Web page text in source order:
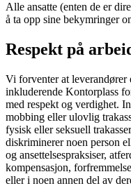
Alle ansatte (enten de er
å ta opp sine bekymringer
Respekt på
Vi forventer at leverandører
inkluderende Kontorplass
med respekt og verdighet.
mobbing eller ulovlig
fysisk eller seksuell
diskriminerer noen person
og ansettelsespraksiser,
kompensasjon,
eller i noen annen del av